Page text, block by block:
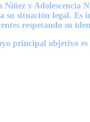
y Adolescencia
situación legal.
respetando su
principal objetivo